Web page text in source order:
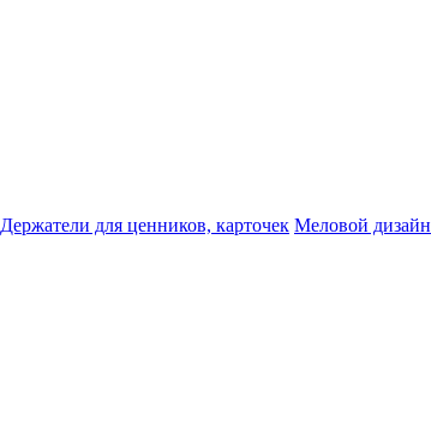
Держатели для ценников, карточек Меловой дизайн